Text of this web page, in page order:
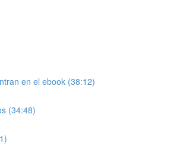
en el ebook (38:12)
(34:48)